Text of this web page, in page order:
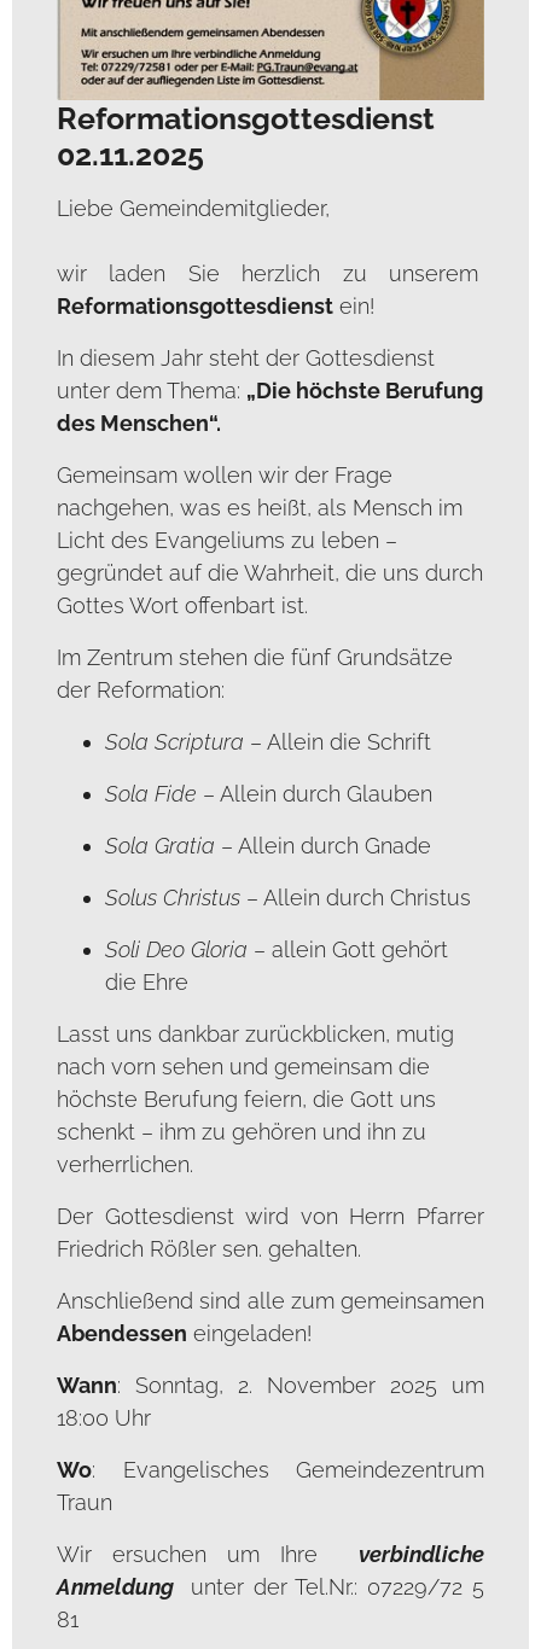
Reformationsgottesdienst
02.11.2025
Liebe Gemeindemitglieder,
wir laden Sie herzlich zu unserem
Reformationsgottesdienst ein!
In diesem Jahr steht der Gottesdienst
unter dem Thema: „Die höchste Berufung
des Menschen“.
Gemeinsam wollen wir der Frage
nachgehen, was es heißt, als Mensch im
Licht des Evangeliums zu leben –
gegründet auf die Wahrheit, die uns durch
Gottes Wort offenbart ist.
Im Zentrum stehen die fünf Grundsätze
der Reformation:
Sola Scriptura – Allein die Schrift
Sola Fide – Allein durch Glauben
Sola Gratia – Allein durch Gnade
Solus Christus – Allein durch Christus
Soli Deo Gloria – allein Gott gehört
die Ehre
Lasst uns dankbar zurückblicken, mutig
nach vorn sehen und gemeinsam die
höchste Berufung feiern, die Gott uns
schenkt – ihm zu gehören und ihn zu
verherrlichen.
Der Gottesdienst wird von Herrn Pfarrer
Friedrich Rößler sen. gehalten.
Anschließend sind alle zum gemeinsamen
Abendessen eingeladen!
Wann: Sonntag, 2. November 2025 um
18:00 Uhr
Wo: Evangelisches Gemeindezentrum
Traun
Wir ersuchen um Ihre
verbindliche
Anmeldung
unter der Tel.Nr.: 07229/72 5
81